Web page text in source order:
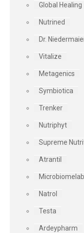
Global Healing
Nutrined
Dr.
Vitalize
Metagenics
Symbiotica
Trenker
Nutriphyt
Supreme
Atrantil
Natrol
Testa
Ardeypharm